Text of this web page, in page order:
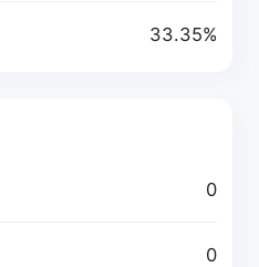
33.35%
0
0